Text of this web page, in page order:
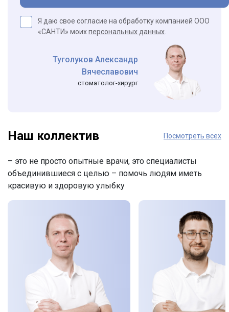
Я даю свое согласие на обработку компанией ООО
«САНТИ» моихперсональных данных
Туголуков Александр
Вячеславович
стоматолог-хирург
Наш коллектив Посмотреть всех
– это не просто опытные врачи, это специалисты
объединившиеся с целью – помочь людям иметь
красивую и здоровую улыбку